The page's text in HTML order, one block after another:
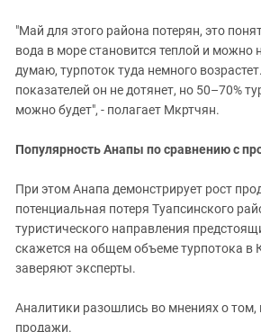
"Май для этого района потерян, это
вода в море становится теплой и можно
думаю, турпоток туда немного
показателей он не дотянет, но 50–70%
можно будет", - полагает Мкртчян.
Популярность Анапы по сравнению с
При этом Анапа демонстрирует рост
потенциальная потеря Туапсинского
туристического направления
скажется на общем объеме турпотока в
заверяют эксперты.
Аналитики разошлись во мнениях о
продажи.